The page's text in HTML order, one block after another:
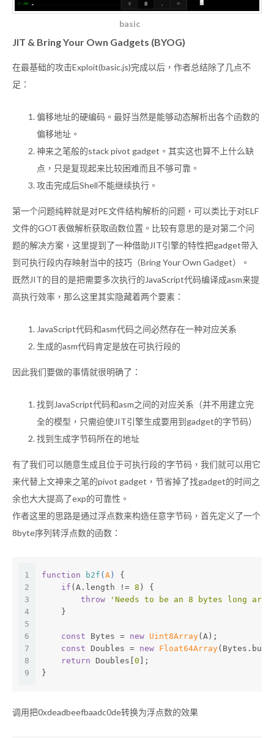
basic
JIT & Bring Your Own Gadgets (BYOG)
在最基础的攻击Exploit(basic.js)完成以后，作者总结除了几点不
足：
偏移地址的硬编码。最好当然是能够动态解析出各个函数的
偏移地址。
神来之笔般的stack pivot gadget。其实这也算不上什么缺
点，只是复现起来比较困难而且不够可靠。
攻击完成后Shell不能继续执行。
第一个问题纯粹就是对PE文件结构解析的问题，可以类比于对ELF
文件的GOT表做解析获取函数位置。比较有意思的是对第二个问
题的解决方案，这里提到了一种借助JIT引擎的特性把gadget带入
到可执行段内存映射当中的技巧（Bring Your Own Gadget）。
既然JIT的目的是把需要多次执行的JavaScript代码编译成asm来提
高执行效率，那么这里其实隐藏着两个要素：
JavaScript代码和asm代码之间必然存在一种对应关系
生成的asm代码肯定是放在可执行段的
因此我们要做的事情就很明确了：
找到JavaScript代码和asm之间的对应关系（并不用建立完
全的模型，只需迫使JIT引擎生成要用到gadget的字节码）
找到生成字节码所在的地址
有了我们可以随意生成且位于可执行段的字节码，我们就可以用它
来代替上文神来之笔的pivot gadget，节省掉了找gadget的时间之
余也大大提高了exp的可靠性。
作者这里的思路是通过浮点数来构造任意字节码，首先定义了一个
8byte序列转浮点数的函数：
1
2
3
4
5
6
7
8
9
function b2f (A) {
if (A.length != 8 ) {
throw
'Needs to be an 8 bytes long
    }
const Bytes = new Uint8Array(A);
const Doubles = new Float64Array
return Doubles[0 ];
}
调用把0xdeadbeefbaadc0de转换为浮点数的效果